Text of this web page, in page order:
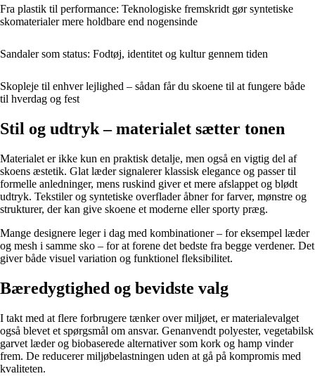
Fra plastik til performance: Teknologiske fremskridt gør syntetiske
skomaterialer mere holdbare end nogensinde
Sandaler som status: Fodtøj, identitet og kultur gennem tiden
Skopleje til enhver lejlighed – sådan får du skoene til at fungere både
til hverdag og fest
Stil og udtryk – materialet sætter tonen
Materialet er ikke kun en praktisk detalje, men også en vigtig del af
skoens æstetik. Glat læder signalerer klassisk elegance og passer til
formelle anledninger, mens ruskind giver et mere afslappet og blødt
udtryk. Tekstiler og syntetiske overflader åbner for farver, mønstre og
strukturer, der kan give skoene et moderne eller sporty præg.
Mange designere leger i dag med kombinationer – for eksempel læder
og mesh i samme sko – for at forene det bedste fra begge verdener. Det
giver både visuel variation og funktionel fleksibilitet.
Bæredygtighed og bevidste valg
I takt med at flere forbrugere tænker over miljøet, er materialevalget
også blevet et spørgsmål om ansvar. Genanvendt polyester, vegetabilsk
garvet læder og biobaserede alternativer som kork og hamp vinder
frem. De reducerer miljøbelastningen uden at gå på kompromis med
kvaliteten.